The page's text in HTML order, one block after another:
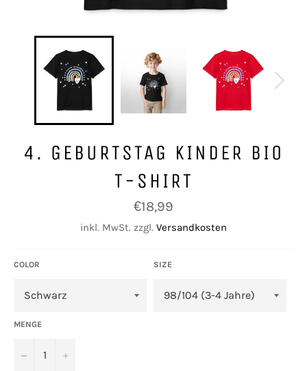
4. GEBURTSTAG KINDER BIO
T-SHIRT
Normaler
Preis
€18,99
inkl. MwSt. zzgl. Versandkosten
COLOR SIZE
MENGE
− +